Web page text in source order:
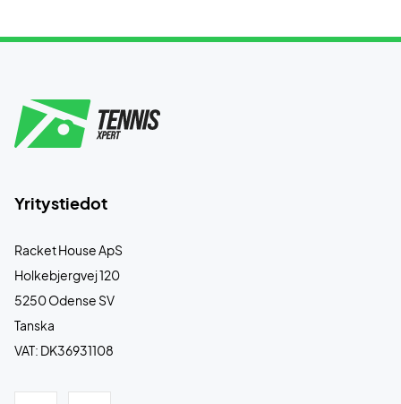
Yritystiedot
Racket House ApS
Holkebjergvej 120
5250 Odense SV
Tanska
VAT: DK36931108